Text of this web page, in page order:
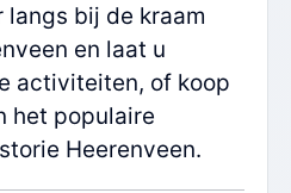
langs bij de kraam
en laat u
activiteiten, of koop
het populaire
Heerenveen.